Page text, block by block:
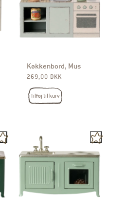
Køkkenbord, Mus
Normalpris
269,00 DKK
Tilføj til kurv